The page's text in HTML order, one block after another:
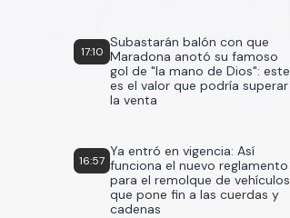
17:10
Subastarán balón con que
Maradona anotó su famoso
gol de "la mano de Dios": este
es el valor que podría superar
la venta
16:57
Ya entró en vigencia: Así
funciona el nuevo reglamento
para el remolque de vehículos
que pone fin a las cuerdas y
cadenas